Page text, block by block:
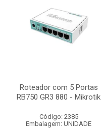
Roteador com 5 Portas
RB750 GR3 880 - Mikrotik
Código: 2385
Embalagem: UNIDADE